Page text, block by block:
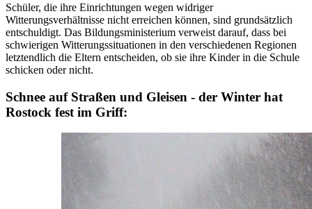
Schüler, die ihre Einrichtungen wegen widriger
Witterungsverhältnisse nicht erreichen können, sind grundsätzlich
entschuldigt. Das Bildungsministerium verweist darauf, dass bei
schwierigen Witterungssituationen in den verschiedenen Regionen
letztendlich die Eltern entscheiden, ob sie ihre Kinder in die Schule
schicken oder nicht.
Schnee auf Straßen und Gleisen - der Winter hat
Rostock fest im Griff: